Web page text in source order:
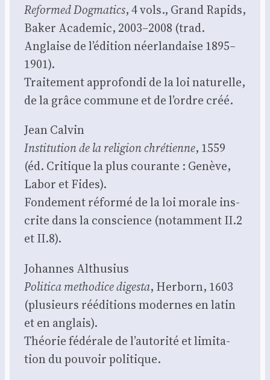
Refor­med Dog­ma­tics, 4 vols., Grand Rapids,
Baker Aca­de­mic, 2003–2008 (trad.
Anglaise de l’édition néer­lan­daise 1895–
1901).
Trai­te­ment appro­fon­di de la loi natu­relle,
de la grâce com­mune et de l’ordre créé.
Jean Cal­vin
Ins­ti­tu­tion de la reli­gion chré­tienne, 1559
(éd. Cri­tique la plus cou­rante : Genève,
Labor et Fides).
Fon­de­ment réfor­mé de la loi morale ins­
crite dans la conscience (notam­ment II.2
et II.8).
Johannes Althu­sius
Poli­ti­ca metho­dice diges­ta, Her­born, 1603
(plu­sieurs réédi­tions modernes en latin
et en anglais).
Théo­rie fédé­rale de l’autorité et limi­ta­
tion du pou­voir poli­tique.